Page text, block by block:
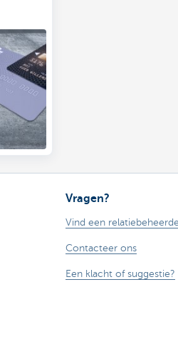
Vragen?
Vind een
Contacteer ons
Een klacht of suggestie?